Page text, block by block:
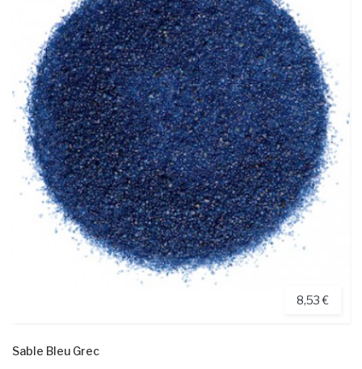
8,53 €
Sable Bleu Grec